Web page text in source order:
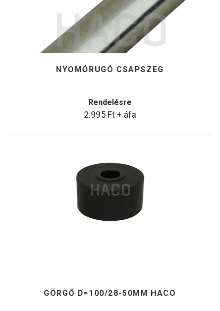
NYOMÓRUGÓ CSAPSZEG
Rendelésre
2.995 Ft + áfa
GÖRGŐ D=100/28-50MM HACO